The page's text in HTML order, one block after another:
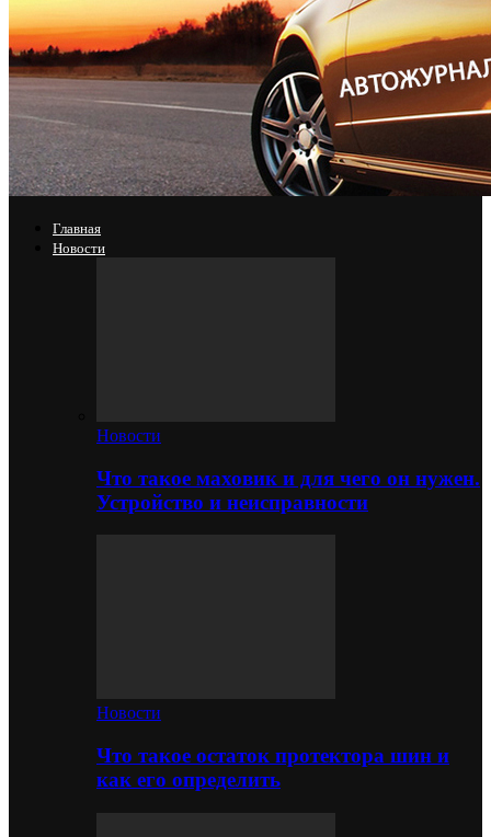
Главная
Новости
Новости
Что такое маховик и для чего он нужен.
Устройство и неисправности
Новости
Что такое остаток протектора шин и
как его определить